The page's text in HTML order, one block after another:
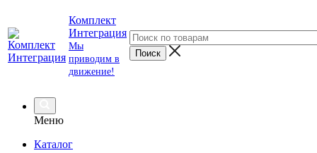
Комплект
Интеграция
Мы
приводим в
движение!
Меню
Каталог